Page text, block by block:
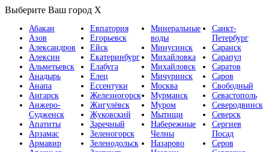
Выберите Ваш город X
Абакан
Азов
Александров
Алексин
Альметьевск
Анадырь
Анапа
Ангарск
Анжеро-
Судженск
Апатиты
Арзамас
Армавир
Евпатория
Егорьевск
Ейск
Екатеринбург
Елабуга
Елец
Ессентуки
Железногорск
Жигулёвск
Жуковский
Заречный
Зеленогорск
Зеленодольск
Минеральные
воды
Минусинск
Михайловка
Михайловск
Мичуринск
Москва
Мурманск
Муром
Мытищи
Набережные
Челны
Назарово
Санкт-
Петербург
Саранск
Сарапул
Саратов
Саров
Свободный
Севастополь
Северодвинск
Северск
Сергиев
Посад
Серов